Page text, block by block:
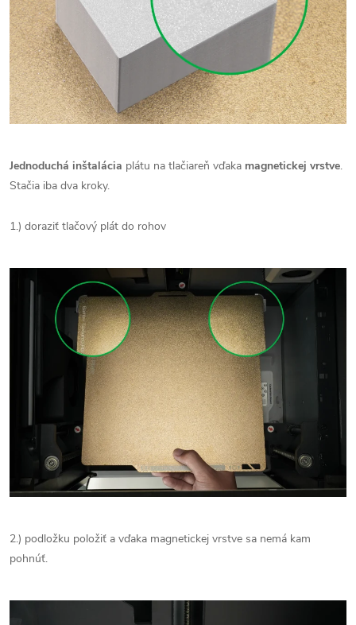
Jednoduchá inštalácia plátu na tlačiareň vďaka magnetickej vrstve.
Stačia iba dva kroky.
1.) doraziť tlačový plát do rohov
2.) podložku položiť a vďaka magnetickej vrstve sa nemá kam
pohnúť.